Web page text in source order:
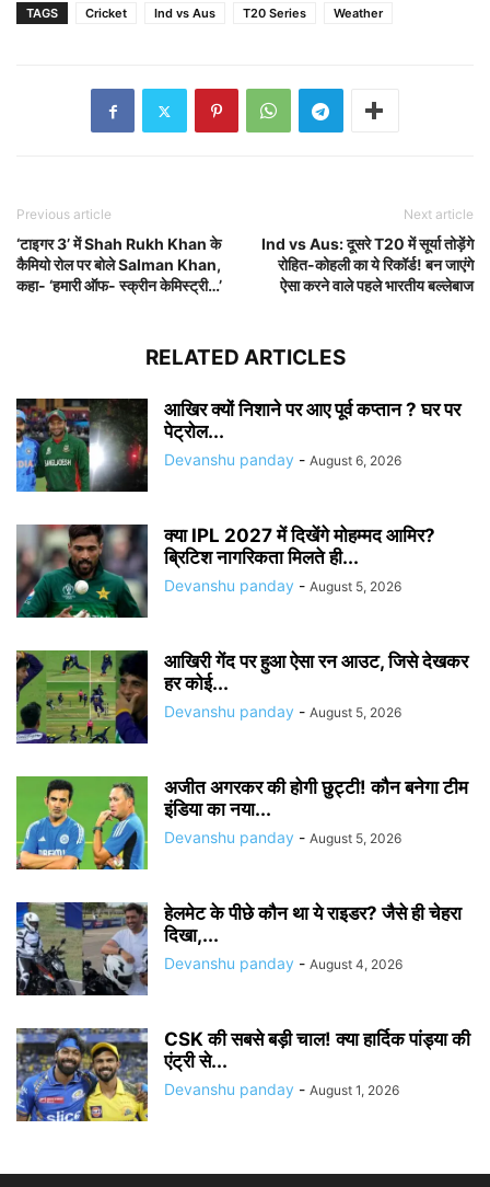
TAGS Cricket Ind vs Aus T20 Series Weather
Previous article
‘टाइगर 3’ में Shah Rukh Khan के
कैमियो रोल पर बोले Salman Khan,
कहा- ‘हमारी ऑफ- स्क्रीन केमिस्ट्री…’
Next article
Ind vs Aus: दूसरे T20 में सूर्या तोड़ेंगे
रोहित-कोहली का ये रिकॉर्ड! बन जाएंगे
ऐसा करने वाले पहले भारतीय बल्लेबाज
RELATED ARTICLES
आखिर क्यों निशाने पर आए पूर्व कप्तान ? घर पर
पेट्रोल...
Devanshu panday - August 6, 2026
क्या IPL 2027 में दिखेंगे मोहम्मद आमिर?
ब्रिटिश नागरिकता मिलते ही...
Devanshu panday - August 5, 2026
आखिरी गेंद पर हुआ ऐसा रन आउट, जिसे देखकर
हर कोई...
Devanshu panday - August 5, 2026
अजीत अगरकर की होगी छुट्टी! कौन बनेगा टीम
इंडिया का नया...
Devanshu panday - August 5, 2026
हेलमेट के पीछे कौन था ये राइडर? जैसे ही चेहरा
दिखा,...
Devanshu panday - August 4, 2026
CSK की सबसे बड़ी चाल! क्या हार्दिक पांड्या की
एंट्री से...
Devanshu panday - August 1, 2026